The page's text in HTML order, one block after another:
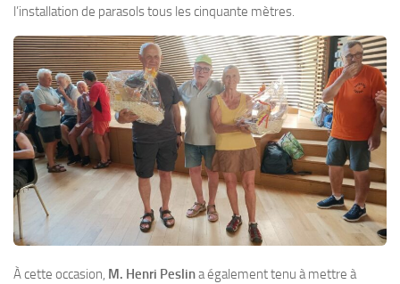
l’installation de parasols tous les cinquante mètres.
À cette occasion, M. Henri Peslina également tenu à mettre à